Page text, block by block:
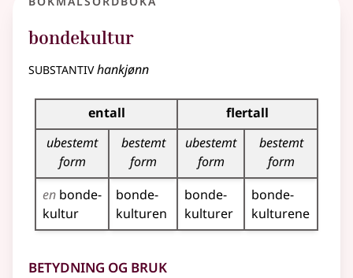
bondekultur
substantivhankjønn
Bøyingstabell for dette substantivet
entall
flertall
ubestemt
form
bestemt
form
ubestemt
form
bestemt
form
en bonde­
kultur
bonde­
kulturen
bonde­
kulturer
bonde­
kulturene
Betydning og bruk